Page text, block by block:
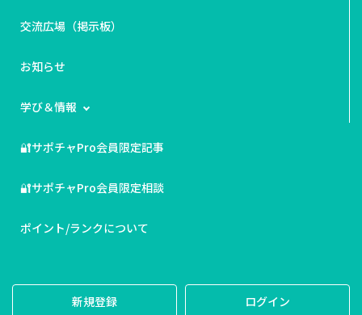
交流広場（掲示板）
お知らせ
学び＆情報
🔐サポチャPro会員限定記事
🔐サポチャPro会員限定相談
ポイント/ランクについて
新規登録 ログイン